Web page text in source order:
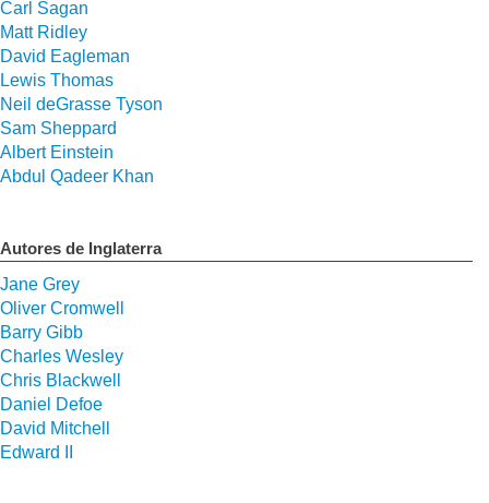
Carl Sagan
Matt Ridley
David Eagleman
Lewis Thomas
Neil deGrasse Tyson
Sam Sheppard
Albert Einstein
Abdul Qadeer Khan
Autores de Inglaterra
Jane Grey
Oliver Cromwell
Barry Gibb
Charles Wesley
Chris Blackwell
Daniel Defoe
David Mitchell
Edward II